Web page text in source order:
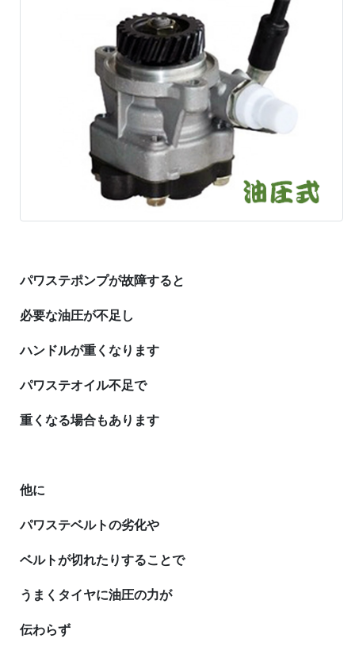
パワステポンプが故障すると
必要な油圧が不足し
ハンドルが重くなります
パワステオイル不足で
重くなる場合もあります
他に
パワステベルトの劣化や
ベルトが切れたりすることで
うまくタイヤに油圧の力が
伝わらず